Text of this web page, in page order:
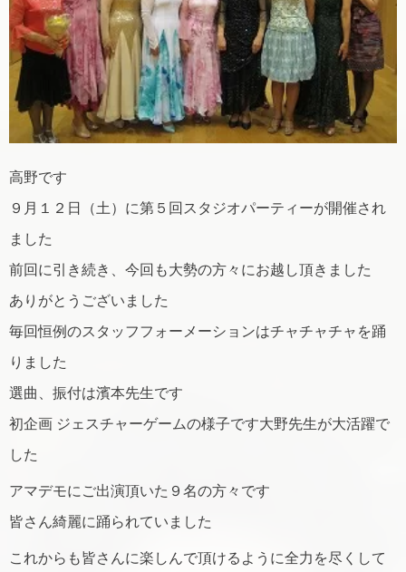
高野です
９月１２日（土）に第５回スタジオパーティーが開催され
ました
前回に引き続き、今回も大勢の方々にお越し頂きました
ありがとうございました
毎回恒例のスタッフフォーメーションはチャチャチャを踊
りました
選曲、振付は濱本先生です
初企画 ジェスチャーゲームの様子です大野先生が大活躍で
した
アマデモにご出演頂いた９名の方々です
皆さん綺麗に踊られていました
これからも皆さんに楽しんで頂けるように全力を尽くして